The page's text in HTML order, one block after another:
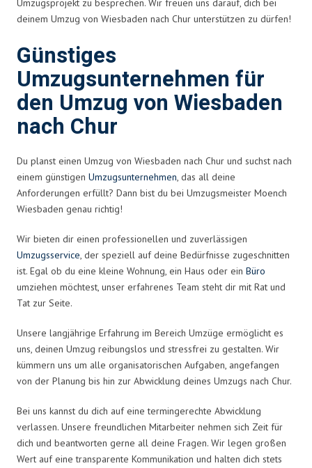
Umzugsprojekt zu besprechen. Wir freuen uns darauf, dich bei
deinem Umzug von Wiesbaden nach Chur unterstützen zu dürfen!
Günstiges
Umzugsunternehmen für
den Umzug von Wiesbaden
nach Chur
Du planst einen Umzug von Wiesbaden nach Chur und suchst nach
einem günstigen Umzugsunternehmen, das all deine
Anforderungen erfüllt? Dann bist du bei Umzugsmeister Moench
Wiesbaden genau richtig!
Wir bieten dir einen professionellen und zuverlässigen
Umzugsservice, der speziell auf deine Bedürfnisse zugeschnitten
ist. Egal ob du eine kleine Wohnung, ein Haus oder ein Büro
umziehen möchtest, unser erfahrenes Team steht dir mit Rat und
Tat zur Seite.
Unsere langjährige Erfahrung im Bereich Umzüge ermöglicht es
uns, deinen Umzug reibungslos und stressfrei zu gestalten. Wir
kümmern uns um alle organisatorischen Aufgaben, angefangen
von der Planung bis hin zur Abwicklung deines Umzugs nach Chur.
Bei uns kannst du dich auf eine termingerechte Abwicklung
verlassen. Unsere freundlichen Mitarbeiter nehmen sich Zeit für
dich und beantworten gerne all deine Fragen. Wir legen großen
Wert auf eine transparente Kommunikation und halten dich stets